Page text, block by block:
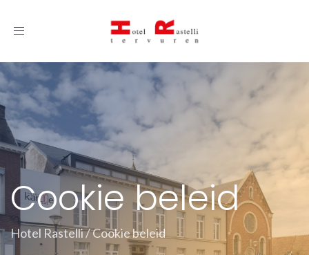
Toggle
Cookie beleid
Hotel Rastelli/Cookie beleid